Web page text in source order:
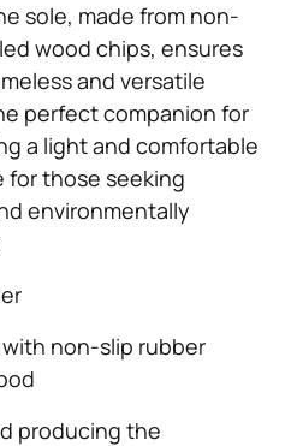
sole, made from non-
wood chips, ensures
and versatile
perfect companion for
a light and comfortable
for those seeking
environmentally
non-slip rubber
producing the